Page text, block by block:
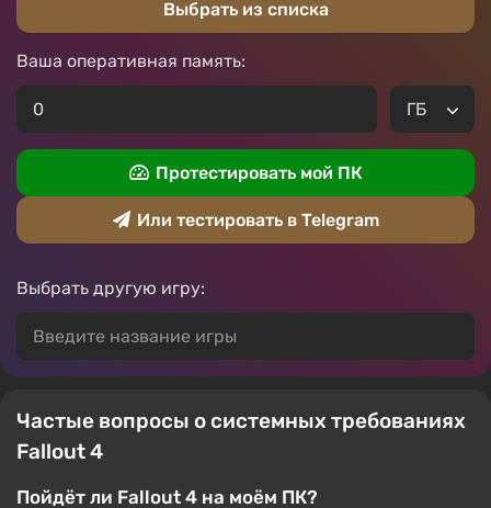
Выбрать из списка
Ваша оперативная память:
Протестировать мой ПК
Или тестировать в Telegram
Выбрать другую игру:
Частые вопросы о системных требованиях
Fallout 4
Пойдёт ли Fallout 4 на моём ПК?